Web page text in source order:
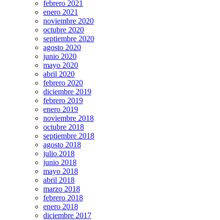
febrero 2021
enero 2021
noviembre 2020
octubre 2020
septiembre 2020
agosto 2020
junio 2020
mayo 2020
abril 2020
febrero 2020
diciembre 2019
febrero 2019
enero 2019
noviembre 2018
octubre 2018
septiembre 2018
agosto 2018
julio 2018
junio 2018
mayo 2018
abril 2018
marzo 2018
febrero 2018
enero 2018
diciembre 2017